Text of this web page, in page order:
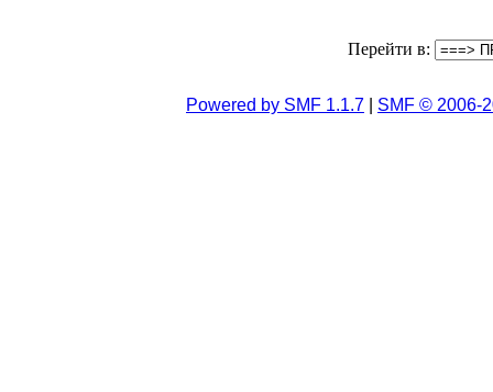
Перейти в:
Powered by SMF 1.1.7 SMF © 2006-